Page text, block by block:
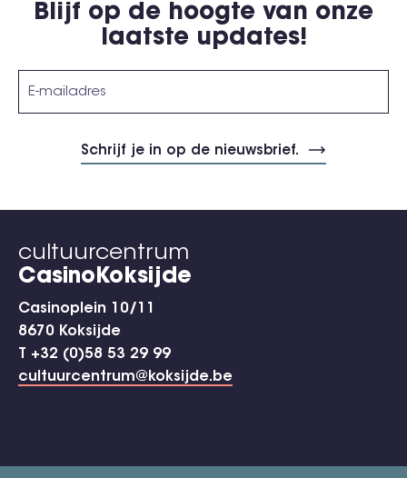
Blijf op de hoogte van onze
laatste updates!
cultuurcentrum
CasinoKoksijde
Casinoplein 10/11
8670 Koksijde
T +32 (0)58 53 29 99
cultuurcentrum@koksijde.be